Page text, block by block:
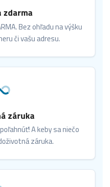
zdarma
Bez ohľadu na výšku
či vašu adresu.
záruka
A keby sa niečo
záruka.